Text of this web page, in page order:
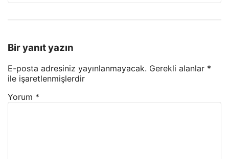
Bir yanıt yazın
E-posta adresiniz yayınlanmayacak. Gerekli alanlar *
ile işaretlenmişlerdir
Yorum *